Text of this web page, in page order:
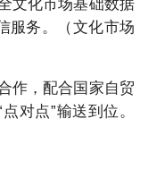
文化市场基础数据
服务。（文化市场
作，配合国家自贸
对点”输送到位。